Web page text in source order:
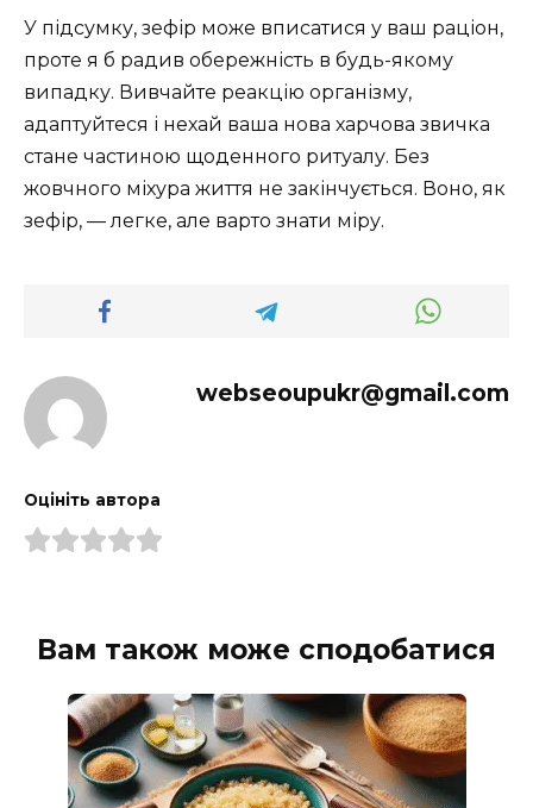
У підсумку, зефір може вписатися у ваш раціон,
проте я б радив обережність в будь-якому
випадку. Вивчайте реакцію організму,
адаптуйтеся і нехай ваша нова харчова звичка
стане частиною щоденного ритуалу. Без
жовчного міхура життя не закінчується. Воно, як
зефір, — легке, але варто знати міру.
webseoupukr@gmail.com
Оцініть автора
Вам також може сподобатися